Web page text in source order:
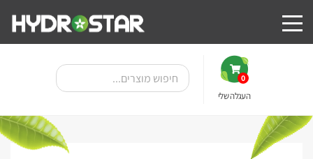
0
העגלה שלי